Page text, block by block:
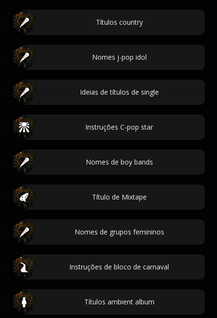
Títulos country
Nomes j-pop idol
Ideias de títulos de single
Instruções C-pop star
Nomes de boy bands
Título de Mixtape
Nomes de grupos femininos
Instruções de bloco de carnaval
Títulos ambient album